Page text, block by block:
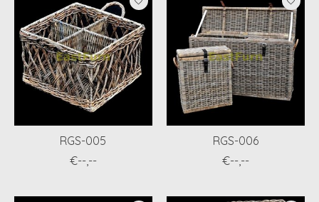
RGS-005
€--,--
RGS-006
€--,--